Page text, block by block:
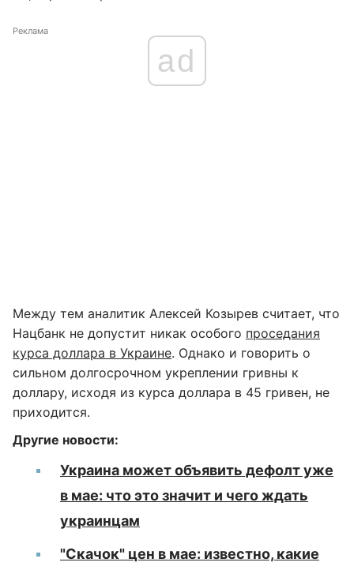
Реклама
ad
Между тем аналитик Алексей Козырев считает, что
Нацбанк не допустит никак особого проседания
курса доллара в Украине. Однако и говорить о
сильном долгосрочном укреплении гривны к
доллару, исходя из курса доллара в 45 гривен, не
приходится.
Другие новости:
Украина может объявить дефолт уже
в мае: что это значит и чего ждать
украинцам
"Скачок" цен в мае: известно, какие